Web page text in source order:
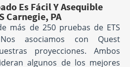
Es Fácil Y Asequible
Carnegie, PA
más de 250 pruebas de ETS
asociamos con Quest
proyecciones. Ambos
algunos de los mejores